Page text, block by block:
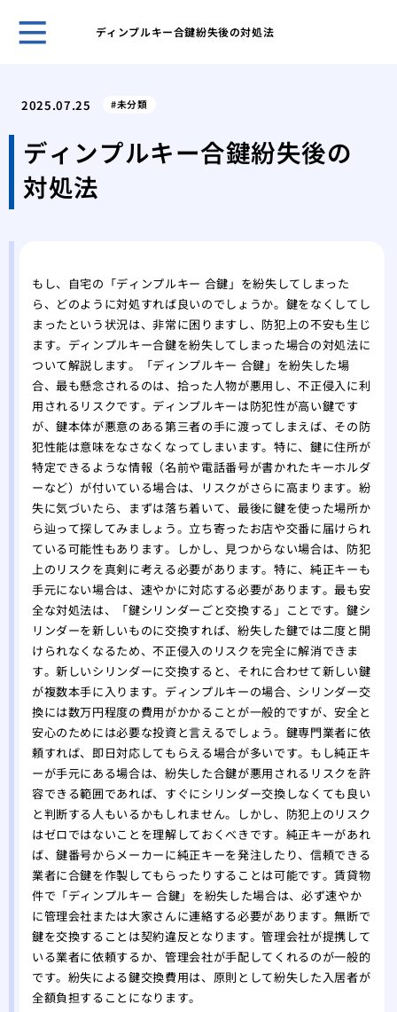
ディンプルキー合鍵紛失後の対処法
タ
鍵
2025.07.25 未分類
ディンプルキー合鍵紛失後の
対処法
もし、自宅の「ディンプルキー 合鍵」を紛失してしまった
ら、どのように対処すれば良いのでしょうか。鍵をなくしてし
まったという状況は、非常に困りますし、防犯上の不安も生じ
ます。ディンプルキー合鍵を紛失してしまった場合の対処法に
ついて解説します。「ディンプルキー 合鍵」を紛失した場
合、最も懸念されるのは、拾った人物が悪用し、不正侵入に利
用されるリスクです。ディンプルキーは防犯性が高い鍵です
が、鍵本体が悪意のある第三者の手に渡ってしまえば、その防
犯性能は意味をなさなくなってしまいます。特に、鍵に住所が
特定できるような情報（名前や電話番号が書かれたキーホルダ
ーなど）が付いている場合は、リスクがさらに高まります。紛
失に気づいたら、まずは落ち着いて、最後に鍵を使った場所か
ら辿って探してみましょう。立ち寄ったお店や交番に届けられ
ている可能性もあります。しかし、見つからない場合は、防犯
上のリスクを真剣に考える必要があります。特に、純正キーも
手元にない場合は、速やかに対応する必要があります。最も安
全な対処法は、「鍵シリンダーごと交換する」ことです。鍵シ
リンダーを新しいものに交換すれば、紛失した鍵では二度と開
けられなくなるため、不正侵入のリスクを完全に解消できま
す。新しいシリンダーに交換すると、それに合わせて新しい鍵
が複数本手に入ります。ディンプルキーの場合、シリンダー交
換には数万円程度の費用がかかることが一般的ですが、安全と
安心のためには必要な投資と言えるでしょう。鍵専門業者に依
頼すれば、即日対応してもらえる場合が多いです。もし純正キ
ーが手元にある場合は、紛失した合鍵が悪用されるリスクを許
容できる範囲であれば、すぐにシリンダー交換しなくても良い
と判断する人もいるかもしれません。しかし、防犯上のリスク
はゼロではないことを理解しておくべきです。純正キーがあれ
ば、鍵番号からメーカーに純正キーを発注したり、信頼できる
業者に合鍵を作製してもらったりすることは可能です。賃貸物
件で「ディンプルキー 合鍵」を紛失した場合は、必ず速やか
に管理会社または大家さんに連絡する必要があります。無断で
鍵を交換することは契約違反となります。管理会社が提携して
いる業者に依頼するか、管理会社が手配してくれるのが一般的
です。紛失による鍵交換費用は、原則として紛失した入居者が
全額負担することになります。